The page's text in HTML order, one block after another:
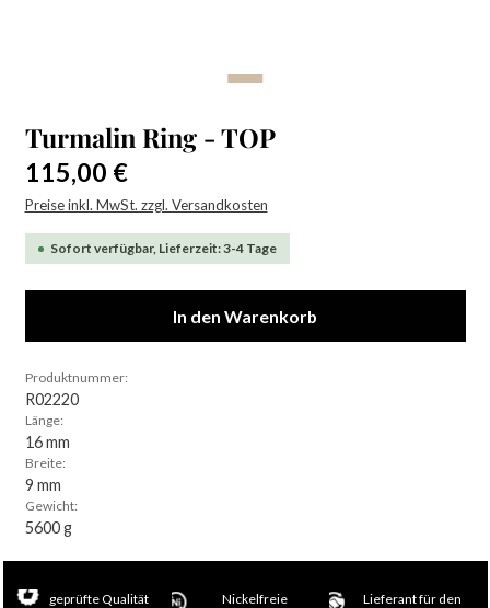
Turmalin Ring - TOP
Regulärer Preis:
115,00 €
Preise inkl. MwSt. zzgl. Versandkosten
Sofort verfügbar, Lieferzeit: 3-4 Tage
In den Warenkorb
Produktnummer:
R02220
Länge:
16 mm
Breite:
9 mm
Gewicht:
5600 g
geprüfte Qualität
Nickelfreie
Lieferant für den